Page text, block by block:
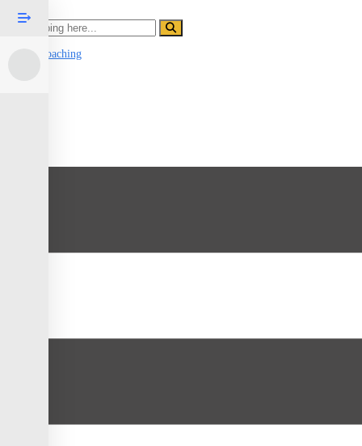
Search
Power Coaching